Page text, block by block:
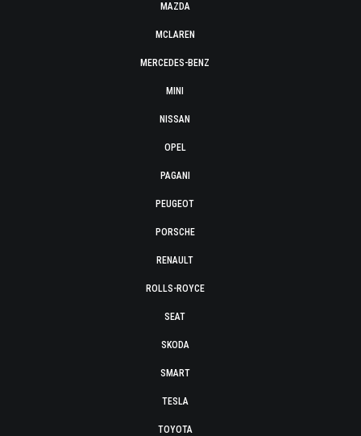
MAZDA
MCLAREN
MERCEDES-BENZ
MINI
NISSAN
OPEL
PAGANI
PEUGEOT
PORSCHE
RENAULT
ROLLS-ROYCE
SEAT
SKODA
SMART
TESLA
TOYOTA